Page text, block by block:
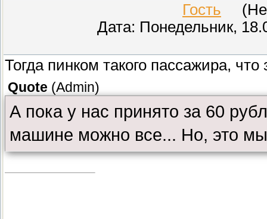
Гость
Дата: Понедельник,
Тогда пинком такого пассажира, что
Quote (Admin)
А пока у нас принято за 60
машине можно все... Но, это